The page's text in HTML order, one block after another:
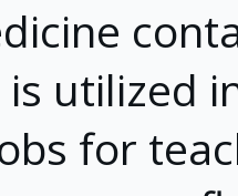
utilized
for